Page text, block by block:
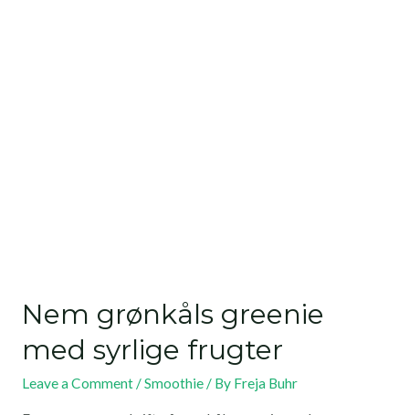
Nem grønkåls greenie
med syrlige frugter
Leave a Comment /Smoothie/ By Freja Buhr